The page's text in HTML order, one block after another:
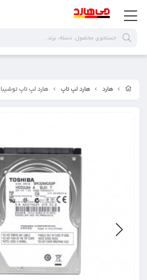
هارد هارد لپ تاپ هارد لپ تاپ توشیبا ظرفیت ۳۲۰